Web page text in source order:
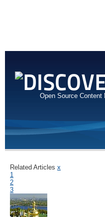
Open Source Content
Related Articles x
1
2
3